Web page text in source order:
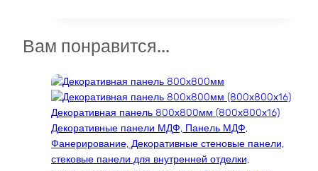
вариаций.
можно
выбрать
на
странице
товара.
Вам понравится...